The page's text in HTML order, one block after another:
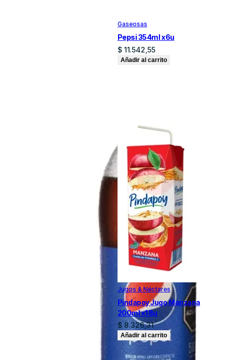
Gaseosas
Pepsi 354ml x6u
$11.542,55
Añadir al carrito
Jugos & Néctares
Pindapoy Jugo Manzana
200ml x18u
$8.326,31
Añadir al carrito